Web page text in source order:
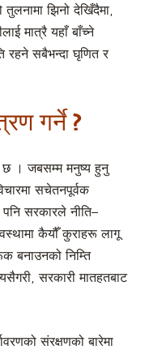
झिनो देखिँदैमा,
मात्रै यहाँ बाँच्ने
रहने सबैभन्दा घृणित र
गर्ने ?
छ । जबसम्म मनुष्य हुनु
सचेतनपूर्वक
सरकारले नीति–
कैयौँ कुराहरू लागू
बनाउनको निम्ति
सरकारी मातहतबाट
संरक्षणको बारेमा